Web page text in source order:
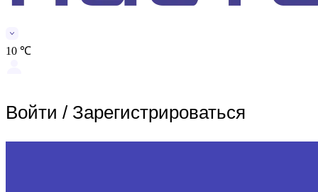
10 ℃
Войти / Зарегистрироваться